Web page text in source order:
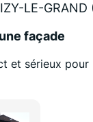
LE-GRAND
façade
et sérieux pour